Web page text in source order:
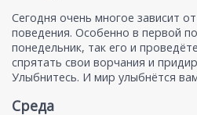
Сегодня очень многое зависит
поведения. Особенно в первой
понедельник, так его и
спрятать свои ворчания и
Улыбнитесь. И мир улыбнётся
Среда